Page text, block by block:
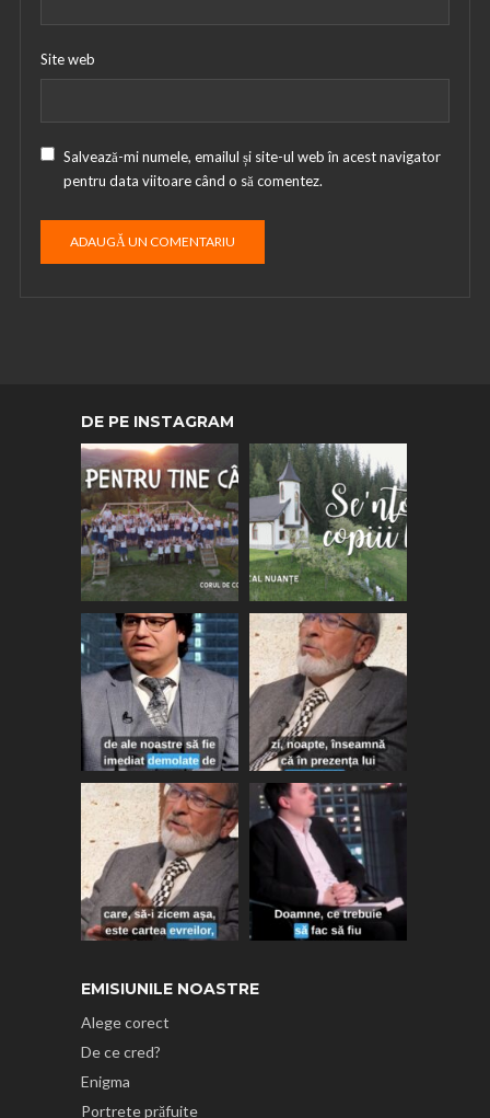
Site web
Salvează-mi numele, emailul și site-ul web în acest navigator
pentru data viitoare când o să comentez.
DE PE INSTAGRAM
EMISIUNILE NOASTRE
Alege corect
De ce cred?
Enigma
Portrete prăfuite